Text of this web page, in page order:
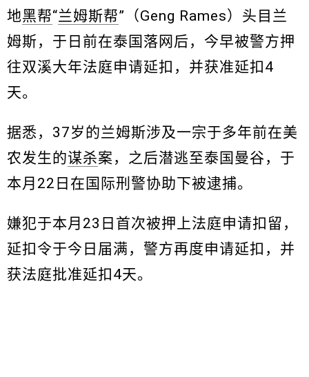
地黑帮“兰姆斯帮”（Geng Rames）头目兰
姆斯，于日前在泰国落网后，今早被警方押
往双溪大年法庭申请延扣，并获准延扣4
天。
据悉，37岁的兰姆斯涉及一宗于多年前在美
农发生的谋杀案，之后潜逃至泰国曼谷，于
本月22日在国际刑警协助下被逮捕。
嫌犯于本月23日首次被押上法庭申请扣留，
延扣令于今日届满，警方再度申请延扣，并
获法庭批准延扣4天。